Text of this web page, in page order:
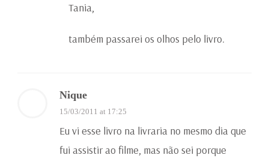
Tania,
também passarei os olhos pelo livro.
Nique
15/03/2011 at 17:25
Eu vi esse livro na livraria no mesmo dia que
fui assistir ao filme, mas não sei porque